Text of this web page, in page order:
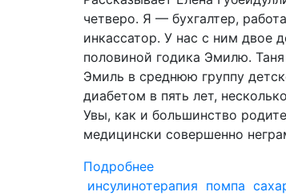
четверо. Я — бухгалтер,
инкассатор. У нас с ним двое
половиной годика Эмилю.
Эмиль в среднюю группу
диабетом в пять лет,
Увы, как и большинство
медицински совершенно
Подробнее
инсулинотерапия помпа